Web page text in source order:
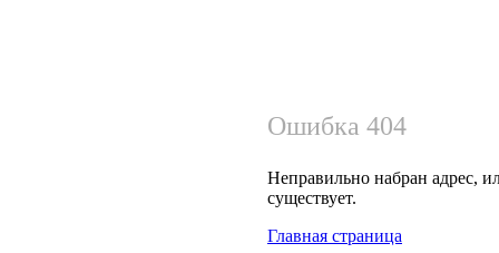
Ошибка 404
Неправильно набран адрес,
существует.
Главная страница